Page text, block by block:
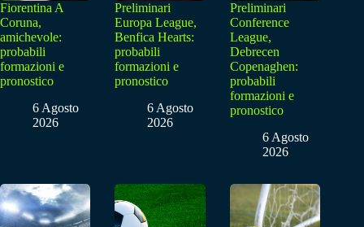
Fiorentina A
Coruna,
amichevole:
probabili
formazioni e
pronostico
6 Agosto
2026
Preliminari
Europa League,
Benfica Hearts:
probabili
formazioni e
pronostico
6 Agosto
2026
Preliminari
Conference
League,
Debrecen
Copenaghen:
probabili
formazioni e
pronostico
6 Agosto
2026